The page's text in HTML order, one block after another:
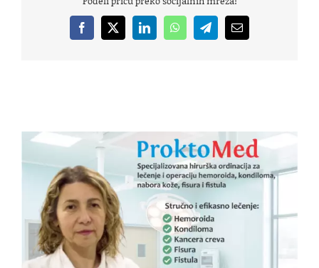
Facebook
X LinkedInWhatsAppTelegramEmail